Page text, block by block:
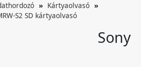
Kártyaolvasó
S2 SD kártyaolvasó
Sony